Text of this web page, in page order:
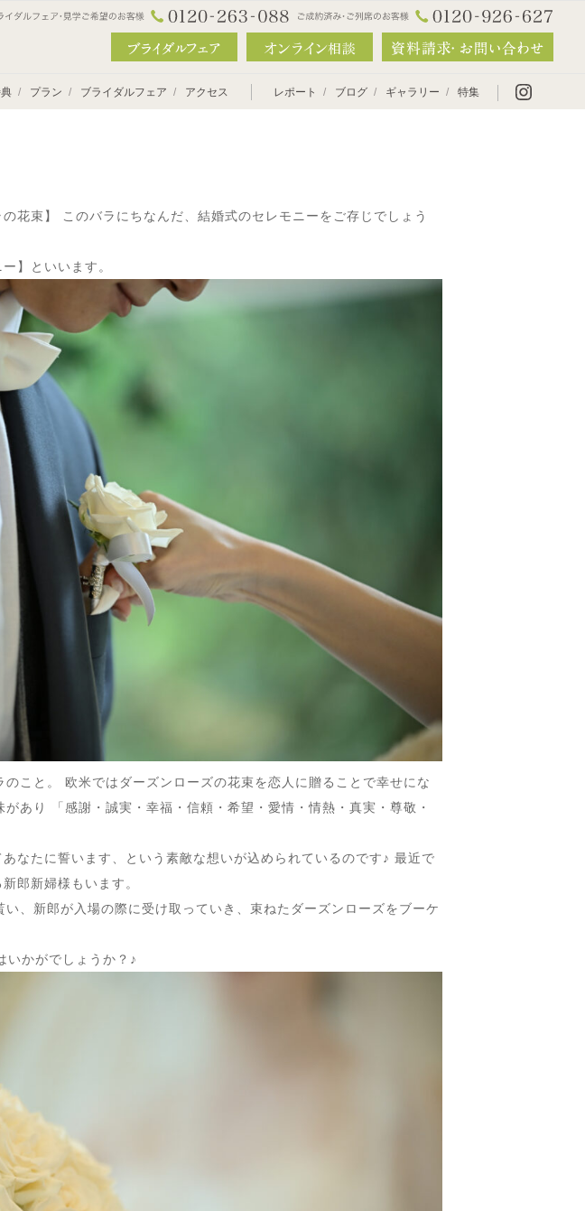
プラン ブライダルフェア アクセス レポート ブログ ギャラリー 特集
花束】 このバラにちなんだ、結婚式のセレモニーをご存じでしょう
】といいます。
こと。 欧米ではダーズンローズの花束を恋人に贈ることで幸せにな
あり 「感謝・誠実・幸福・信頼・希望・愛情・情熱・真実・尊敬・
なたに誓います、という素敵な想いが込められているのです♪ 最近で
郎新婦様もいます。
、新郎が入場の際に受け取っていき、束ねたダーズンローズをブーケ
いかがでしょうか？♪